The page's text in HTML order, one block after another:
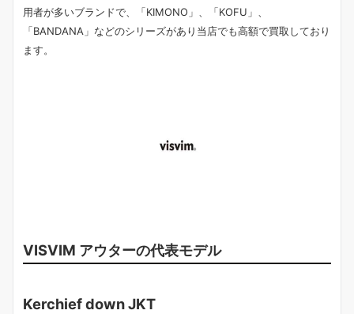
用者が多いブランドで、「KIMONO」、「KOFU」、
「BANDANA」などのシリーズがあり当店でも高額で買取しており
ます。
VISVIM アウターの代表モデル
Kerchief down JKT